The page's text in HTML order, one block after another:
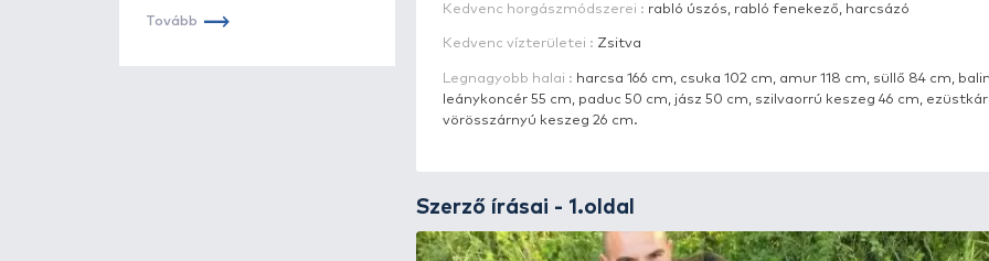
Katalógus
termékkatalógus, lapozz bele!
Születési dátum : 1994-11-23
Lakhely :
Kedvenc vízterületei :
Legnagyobb halai : harcsa 166 cm, csuka 102 cm,